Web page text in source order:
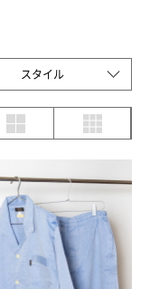
スタイル